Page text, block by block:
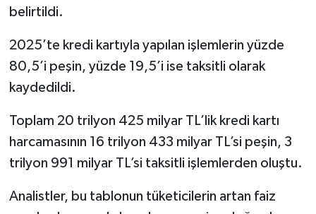
belirtildi.
2025’te kredi kartıyla yapılan işlemlerin yüzde
80,5’i peşin, yüzde 19,5’i ise taksitli olarak
kaydedildi.
Toplam 20 trilyon 425 milyar TL’lik kredi kartı
harcamasının 16 trilyon 433 milyar TL’si peşin, 3
trilyon 991 milyar TL’si taksitli işlemlerden oluştu.
Analistler, bu tablonun tüketicilerin artan faiz